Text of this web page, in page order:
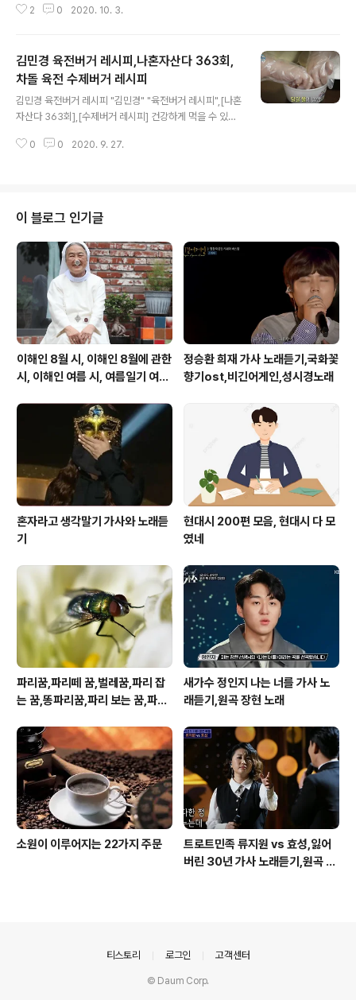
에서 윤은혜 집을 개방했는데 오늘은 윤은혜의 요리 실력
에 비해 고수의 냄새가 나는 방송이었답니다. 윤은혜님 드
라마나 영화에서도 보게 되길 기원합니다. tv.kakao.co
m/v/412905468 [부라타치즈 샐러드 재료] 호두 한줌,
비정제설탕 4T, 물 4T, 바질잎 5개, 어린잎 채소 한줌, 케
이앤페퍼 한꼬집 오색방울토마토 7개, 부라타치즈 1개, 올
리브오일 조금, 발사믹 식초 조금 [닭 가슴살 볶음 재료] 닭
2 0 2020. 10. 3.
김민경 육전버거 레시피,나혼자산다 363회,
차돌 육전 수제버거 레시피
김민경 육전버거 레시피 "김민경" "육전버거 레시피",[나혼
자산다 363회],[수제버거 레시피] 건강하게 먹을 수 있는
전버거가 너무 맛있어 보여 오늘 당장 차돌을 사러 가고 싶
식용류,햄버거빵,머스타드 만드는 방법 ⓐ차돌박이에 밀가
루를 묻힌 후 계란물을 입혀 후라이팬에 구워줍니다 ⓑ햄
버거 빵에 머스타드 소스를 발라 줍니다 ⓒ햄버거 빵에 양
상추, 육전을 먹을만큼 올려 주고 바비큐 소스와 마요네즈
를 뿌려 줍니다 ⓓ햄버거 빵에 토마토, 양파, 할라피뇨나
피클을 올리고 한쪽..
0 0 2020. 9. 27.
이 블로그 인기글
이해인 8월 시, 이해인 8월에 관한
시, 이해인 여름 시, 여름일기 여름
정승환 희재 가사 노래듣기,국화꽃
향기ost,비긴어게인,성시경노래
혼자라고 생각말기 가사와 노래듣
기
현대시 200편 모음, 현대시 다 모
였네
파리꿈,파리떼 꿈,벌레꿈,파리 잡
는 꿈,똥파리꿈,파리 보는 꿈,파리
새가수 정인지 나는 너를 가사 노
래듣기,원곡 장현 노래
소원이 이루어지는 22가지 주문
트로트민족 류지원 vs 효성,잃어
버린 30년 가사 노래듣기,원곡 설
티스토리 로그인 고객센터
© Daum Corp.